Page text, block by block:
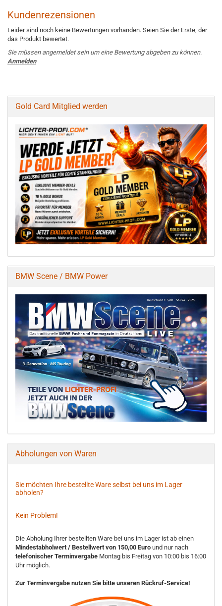
Kundenrezensionen
Leider sind noch keine Bewertungen vorhanden. Seien Sie der Erste, der
das Produkt bewertet.
Sie müssen angemeldet sein um eine Bewertung abgeben zu können.
Anmelden
Gold Card Mitglied werden
BMW Scene / BMW Power
Abholungen von Waren
Sie möchten Ihre bestellte Ware selbst bei uns im Lager
abholen?
Kein Problem!
Die Abholung Ihrer bestellten Ware bei uns im Lager ist ab einen
Mindestabholwert / Bestellwert von 150,00 Euro und nur nach
telefonischer Terminvergabe Montag bis Freitag von 10:00 bis 16:00
Uhr möglich.
Zur Terminvergabe nutzen Sie bitte unseren Rückruf-Service!